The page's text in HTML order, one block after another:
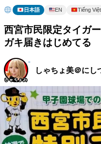
日本語 EN Tiếng Việt
西宮市民限定タイガ
ガキ届きはじめてる
しゃちょ美＠にし